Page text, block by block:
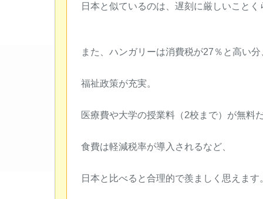
日本と似ているのは、遅刻に厳しいこと
また、ハンガリーは消費税が27％と高い分
福祉政策が充実。
医療費や大学の授業料（2校まで）が無料
食費は軽減税率が導入されるなど、
日本と比べると合理的で羨ましく思えます